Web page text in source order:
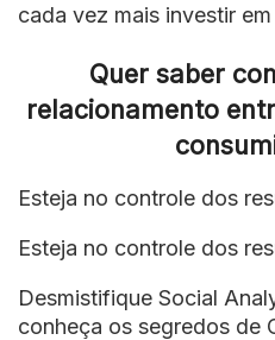
cada vez mais investir
Quer saber
relacionamento
Esteja no controle dos
Esteja no controle dos
Desmistifique Social
conheça os segredos de